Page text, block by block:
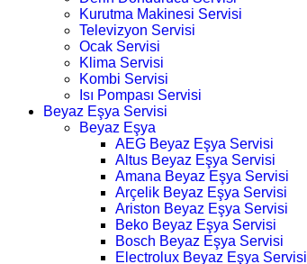
Kurutma Makinesi Servisi
Televizyon Servisi
Ocak Servisi
Klima Servisi
Kombi Servisi
Isı Pompası Servisi
Beyaz Eşya Servisi
Beyaz Eşya
AEG Beyaz Eşya Servisi
Altus Beyaz Eşya Servisi
Amana Beyaz Eşya Servisi
Arçelik Beyaz Eşya Servisi
Ariston Beyaz Eşya Servisi
Beko Beyaz Eşya Servisi
Bosch Beyaz Eşya Servisi
Electrolux Beyaz Eşya Servisi